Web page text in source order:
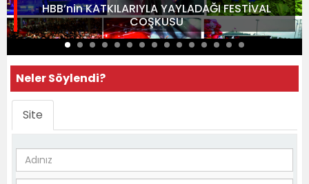
HBB’nin KATKILARIYLA YAYLADAĞI FESTİVAL
COŞKUSU
Neler Söylendi?
Site